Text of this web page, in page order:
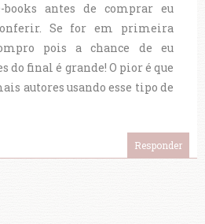
books antes de comprar eu
Se for em primeira
pois a chance de eu
do final é grande! O pior é que
autores usando esse tipo de
Responder